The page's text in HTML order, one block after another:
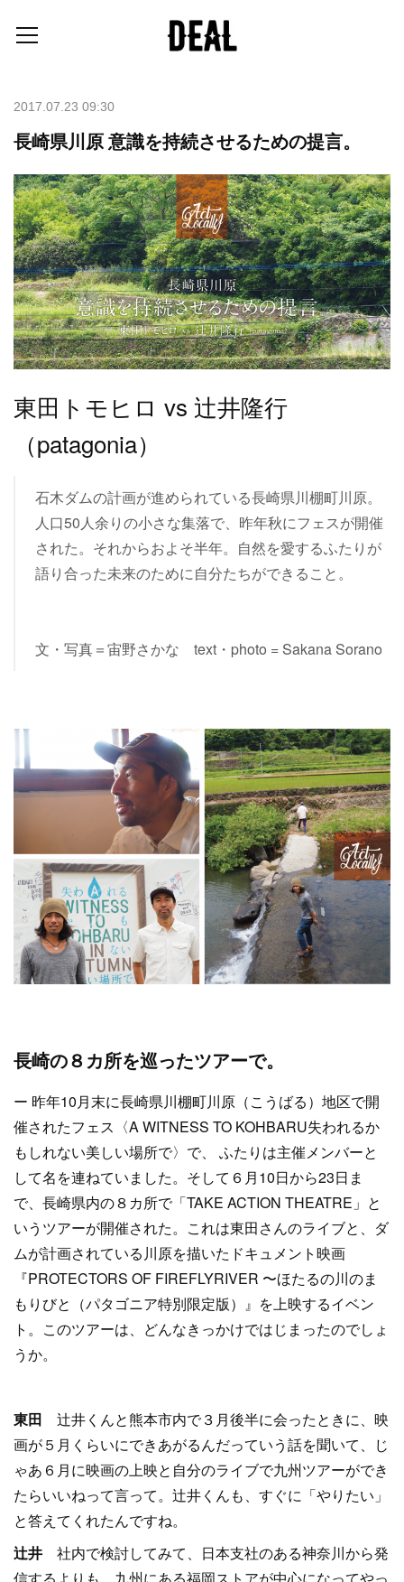
2017.07.23 09:30
長崎県川原 意識を持続させるための提言。
東田トモヒロ vs 辻井隆行
（patagonia）
石木ダムの計画が進められている長崎県川棚町川原。
人口50人余りの小さな集落で、昨年秋にフェスが開催
された。それからおよそ半年。自然を愛するふたりが
語り合った未来のために自分たちができること。
文・写真＝宙野さかな text・photo = Sakana Sorano
長崎の８カ所を巡ったツアーで。
ー 昨年10月末に長崎県川棚町川原（こうばる）地区で開
催されたフェス〈A WITNESS TO KOHBARU失われるか
もしれない美しい場所で〉で、 ふたりは主催メンバーと
して名を連ねていました。そして６月10日から23日ま
で、長崎県内の８カ所で「TAKE ACTION THEATRE」と
いうツアーが開催された。これは東田さんのライブと、ダ
ムが計画されている川原を描いたドキュメント映画
『PROTECTORS OF FIREFLYRIVER 〜ほたるの川のま
もりびと（パタゴニア特別限定版）』を上映するイベン
ト。このツアーは、どんなきっかけではじまったのでしょ
うか。
東田 辻井くんと熊本市内で３月後半に会ったときに、映
画が５月くらいにできあがるんだっていう話を聞いて、じ
ゃあ６月に映画の上映と自分のライブで九州ツアーができ
たらいいねって言って。辻井くんも、すぐに「やりたい」
と答えてくれたんですね。
辻井 社内で検討してみて、日本支社のある神奈川から発